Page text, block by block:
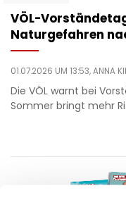
VÖL-
Naturgefahren
01.07.2026 UM 13:53,ANNA
Die VÖL warnt bei
Sommer bringt mehr